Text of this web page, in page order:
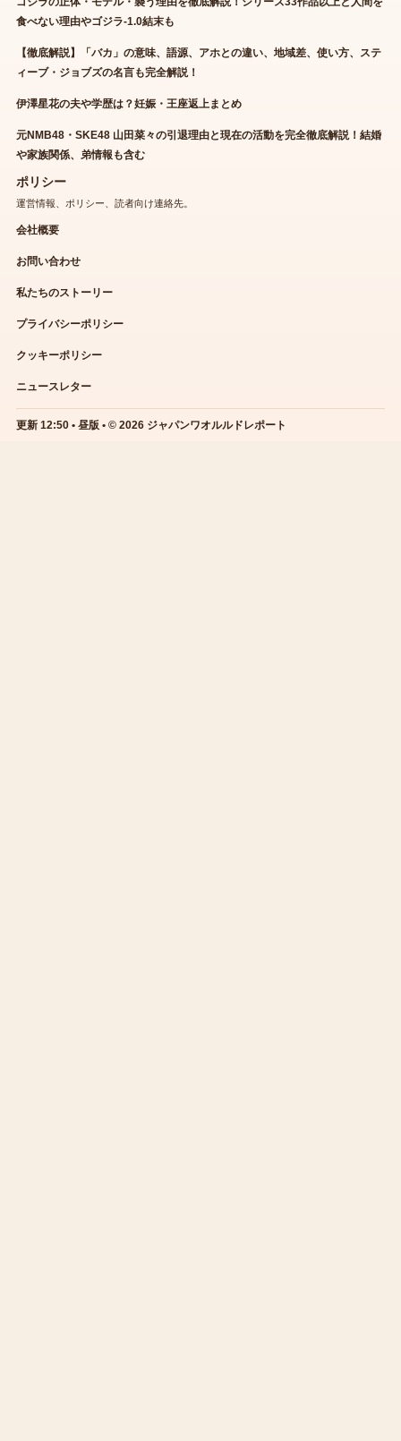
食べない理由やゴジラ-1.0結末も
【徹底解説】「バカ」の意味、語源、アホとの違い、地域差、使い方、ステ
ィーブ・ジョブズの名言も完全解説！
伊澤星花の夫や学歴は？妊娠・王座返上まとめ
元NMB48・SKE48 山田菜々の引退理由と現在の活動を完全徹底解説！結婚
や家族関係、弟情報も含む
ポリシー
運営情報、ポリシー、読者向け連絡先。
会社概要
お問い合わせ
私たちのストーリー
プライバシーポリシー
クッキーポリシー
ニュースレター
更新 12:50 • 昼版 • © 2026 ジャパンワオルルドレポート